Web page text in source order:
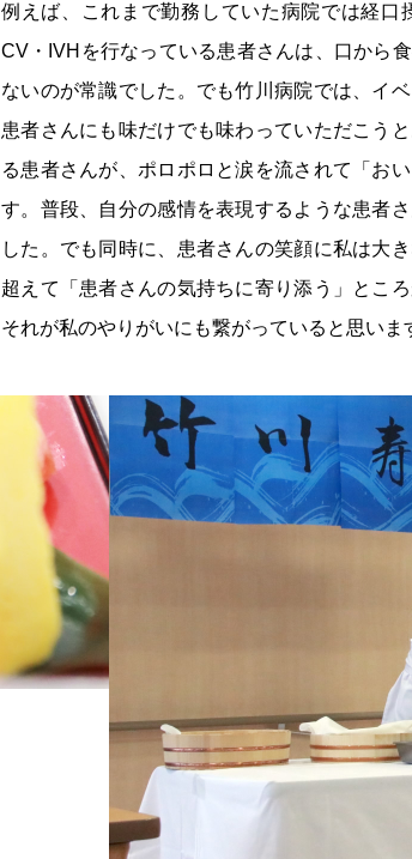
例えば、これまで勤務していた病院では経
CV・IVHを行なっている患者さんは、口から
ないのが常識でした。でも竹川病院では、イ
患者さんにも味だけでも味わっていただこう
る患者さんが、ポロポロと涙を流されて「お
す。普段、自分の感情を表現するような患者
した。でも同時に、患者さんの笑顔に私は大
超えて「患者さんの気持ちに寄り添う」とこ
それが私のやりがいにも繋がっていると思いま